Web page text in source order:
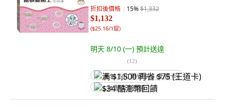
折扣後價格 15%$1,332
$1,132
($25.16/1錠)
明天 8/10 (一) 預計送達
(12)
满 $1,500 再省 $75 (王道卡)
$34 酷澎幣回饋